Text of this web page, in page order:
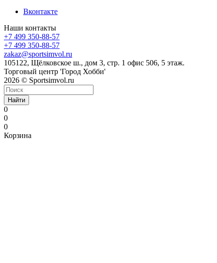
Вконтакте
Наши контакты
+7 499 350-88-57
+7 499 350-88-57
zakaz@sportsimvol.ru
105122, Щёлковское ш., дом 3, стр. 1 офис 506, 5 этаж.
Торговый центр 'Город Хобби'
2026 © Sportsimvol.ru
Найти
0
0
0
Корзина